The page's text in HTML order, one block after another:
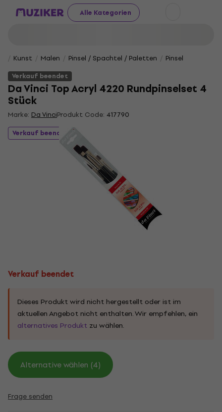
Alle Kategorien
Kunst Malen Pinsel / Spachtel / Paletten
Pinsel
Verkauf beendet
Da Vinci Top Acryl 4220 Rundpinselset 4
Stück
Marke: Da VinciProdukt Code: 417790
Verkauf beendet
Verkauf beendet
Dieses Produkt wird nicht hergestellt oder ist im
aktuellen Angebot nicht enthalten. Wir empfehlen, ein
alternatives Produkt zu wählen.
Alternative wählen (4)
Frage senden